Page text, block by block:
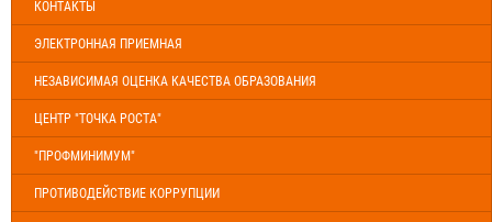
КОНТАКТЫ
ЭЛЕКТРОННАЯ ПРИЕМНАЯ
НЕЗАВИСИМАЯ ОЦЕНКА КАЧЕСТВА ОБРАЗОВАНИЯ
ЦЕНТР "ТОЧКА РОСТА"
"ПРОФМИНИМУМ"
ПРОТИВОДЕЙСТВИЕ КОРРУПЦИИ